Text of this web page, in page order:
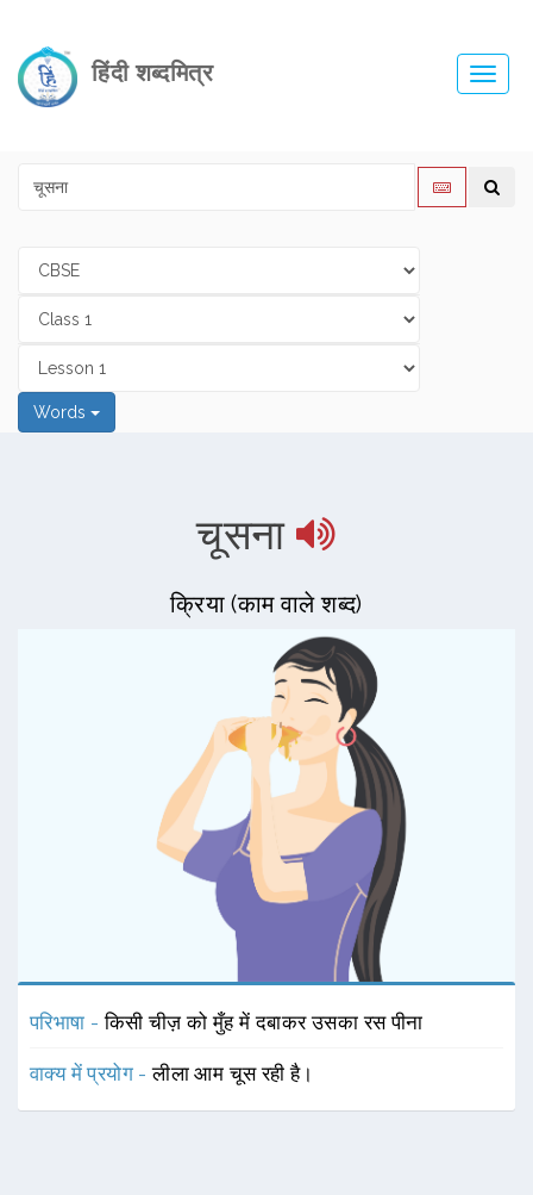
हिंदी शब्दमित्र
Words
चूसना
क्रिया (काम वाले शब्द)
परिभाषा -किसी चीज़ को मुँह में दबाकर उसका रस पीना
वाक्य में प्रयोग -लीला आम चूस रही है।